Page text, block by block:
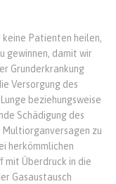
keine Patienten heilen,
gewinnen, damit wir
Grunderkrankung
Versorgung des
beziehungsweise
Schädigung des
Multiorganversagen zu
herkömmlichen
mit Überdruck in die
Gasaustausch